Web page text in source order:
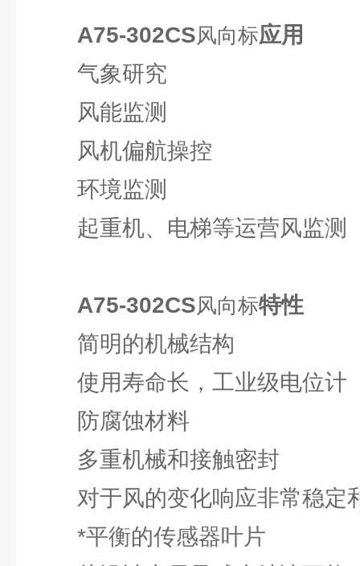
A75-302CS风向标应用
气象研究
风能监测
风机偏航操控
环境监测
起重机、电梯等运营风监测
A75-302CS风向标特性
简明的机械结构
使用寿命长，工业级电位计
防腐蚀材料
多重机械和接触密封
对于风的变化响应非常稳定
*平衡的传感器叶片